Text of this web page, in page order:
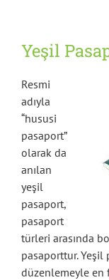
Yeşil
Resmi
adıyla
“hususi
pasaport”
olarak da
anılan
yeşil
pasaport,
pasaport
türleri arasında
pasaporttur. Yeşil
düzenlemeyle en